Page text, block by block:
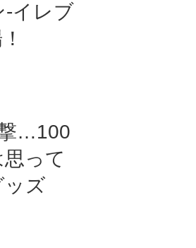
イレブ
…100
って
ッズ